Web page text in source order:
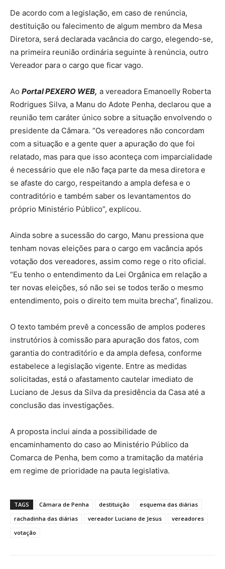
De acordo com a legislação, em caso de renúncia,
destituição ou falecimento de algum membro da Mesa
Diretora, será declarada vacância do cargo, elegendo-se,
na primeira reunião ordinária seguinte à renúncia, outro
Vereador para o cargo que ficar vago.
Ao Portal PEXERO WEB, a vereadora Emanoelly Roberta
Rodrigues Silva, a Manu do Adote Penha, declarou que a
reunião tem caráter único sobre a situação envolvendo o
presidente da Câmara. “Os vereadores não concordam
com a situação e a gente quer a apuração do que foi
relatado, mas para que isso aconteça com imparcialidade
é necessário que ele não faça parte da mesa diretora e
se afaste do cargo, respeitando a ampla defesa e o
contraditório e também saber os levantamentos do
próprio Ministério Público”, explicou.
Ainda sobre a sucessão do cargo, Manu pressiona que
tenham novas eleições para o cargo em vacância após
votação dos vereadores, assim como rege o rito oficial.
“Eu tenho o entendimento da Lei Orgânica em relação a
ter novas eleições, só não sei se todos terão o mesmo
entendimento, pois o direito tem muita brecha”, finalizou.
O texto também prevê a concessão de amplos poderes
instrutórios à comissão para apuração dos fatos, com
garantia do contraditório e da ampla defesa, conforme
estabelece a legislação vigente. Entre as medidas
solicitadas, está o afastamento cautelar imediato de
Luciano de Jesus da Silva da presidência da Casa até a
conclusão das investigações.
A proposta inclui ainda a possibilidade de
encaminhamento do caso ao Ministério Público da
Comarca de Penha, bem como a tramitação da matéria
em regime de prioridade na pauta legislativa.
TAGS Câmara de Penha destituição
esquema das diárias
rachadinha das diárias
vereador Luciano de Jesus
vereadores
votação